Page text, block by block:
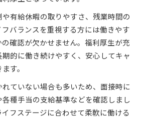
有給休暇の取りやすさ、残業時間の
バランスを重視する方には働きやす
確認が欠かせません。福利厚生が充
的に働き続けやすく、安心してキャ
す。
ていない場合も多いため、面接時に
種手当の支給基準などを確認しまし
フステージに合わせて柔軟に働ける